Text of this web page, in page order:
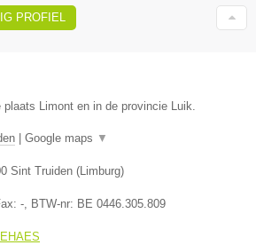
PROFIEL
plaats Limont en in de provincie Luik.
Google maps ▼
Sint Truiden (Limburg)
-, BTW-nr: BE 0446.305.809